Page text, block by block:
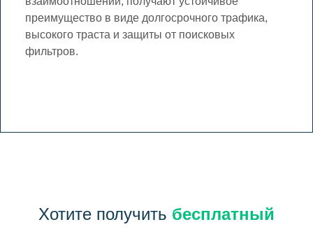
преимущество в виде долгосрочного трафика,
высокого траста и защиты от поисковых
фильтров.
Хотите получить бесплатный